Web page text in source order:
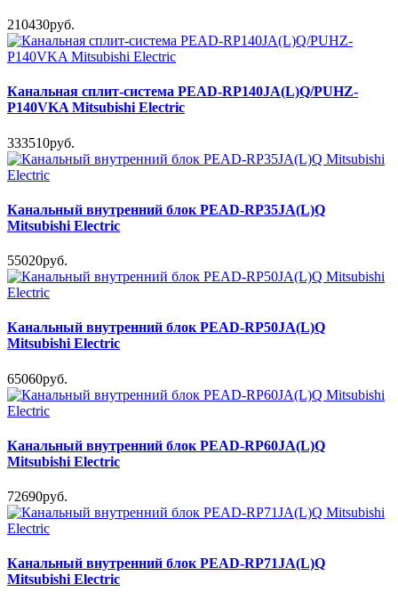
210430руб.
Канальная сплит-система PEAD-RP140JA(L)Q/PUHZ-
P140VKA Mitsubishi Electric
333510руб.
Канальный внутренний блок PEAD-RP35JA(L)Q
Mitsubishi Electric
55020руб.
Канальный внутренний блок PEAD-RP50JA(L)Q
Mitsubishi Electric
65060руб.
Канальный внутренний блок PEAD-RP60JA(L)Q
Mitsubishi Electric
72690руб.
Канальный внутренний блок PEAD-RP71JA(L)Q
Mitsubishi Electric